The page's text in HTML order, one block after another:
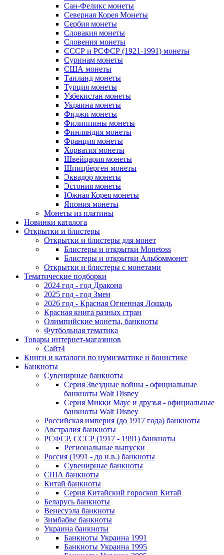
Сан-Феликс монеты
Северная Корея Монеты
Сербия монеты
Словакия монеты
Словения монеты
СССР и РСФСР (1921-1991) монеты
Суринам монеты
США монеты
Таиланд монеты
Турция монеты
Узбекистан монеты
Украина монеты
Фиджи монеты
Филиппины монеты
Финляндия монеты
Франция монеты
Хорватия монеты
Швейцария монеты
Шпицберген монеты
Эквадор монеты
Эстония монеты
Южная Корея монеты
Япония монеты
Монеты из платины
Новинки каталога
Открытки и блистеры
Открытки и блистеры для монет
Блистеры и открытки Monetoss
Блистеры и открытки Альбоммонет
Открытки и блистеры с монетами
Тематические подборки
2024 год - год Дракона
2025 год - год Змеи
2026 год - Красная Огненная Лошадь
Красная книга разных стран
Олимпийские монеты, банкноты
Футбольная тематика
Товары интернет-магазинов
Сайт4
Книги и каталоги по нумизматике и бонистике
Банкноты
Сувенирные банкноты
Серия Звездные войны - официальные
банкноты Walt Disney
Серия Микки Маус и друзья - официальные
банкноты Walt Disney
Российская империя (до 1917 года) банкноты
Австралия банкноты
РСФСР, СССР (1917 - 1991) банкноты
Региональные выпуски
Россия (1991 - до н.в.) банкноты
Сувенирные банкноты
США банкноты
Китай банкноты
Серия Китайский гороскоп Китай
Беларусь банкноты
Венесуэла банкноты
Зимбабве банкноты
Украина банкноты
Банкноты Украина 1991
Банкноты Украина 1995